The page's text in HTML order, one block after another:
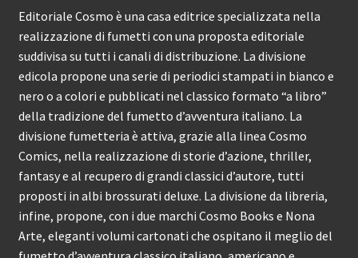
Editoriale Cosmo è una casa editrice specializzata nella
realizzazione di fumetti con una proposta editoriale
suddivisa su tutti i canali di distribuzione. La divisione
edicola propone una serie di periodici stampati in bianco e
nero o a colori e pubblicati nel classico formato “a libro”
della tradizione del fumetto d’avventura italiano. La
divisione fumetteria è attiva, grazie alla linea Cosmo
Comics, nella realizzazione di storie d’azione, thriller,
fantasy e al recupero di grandi classici d’autore, tutti
proposti in albi brossurati deluxe. La divisione da libreria,
infine, propone, con i due marchi Cosmo Books e Nona
Arte, eleganti volumi cartonati che ospitano il meglio del